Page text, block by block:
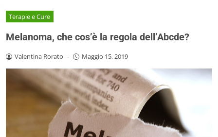
Terapie e Cure
Melanoma, che cos’è la regola dell’Abcde?
Valentina Rorato - Maggio 15, 2019